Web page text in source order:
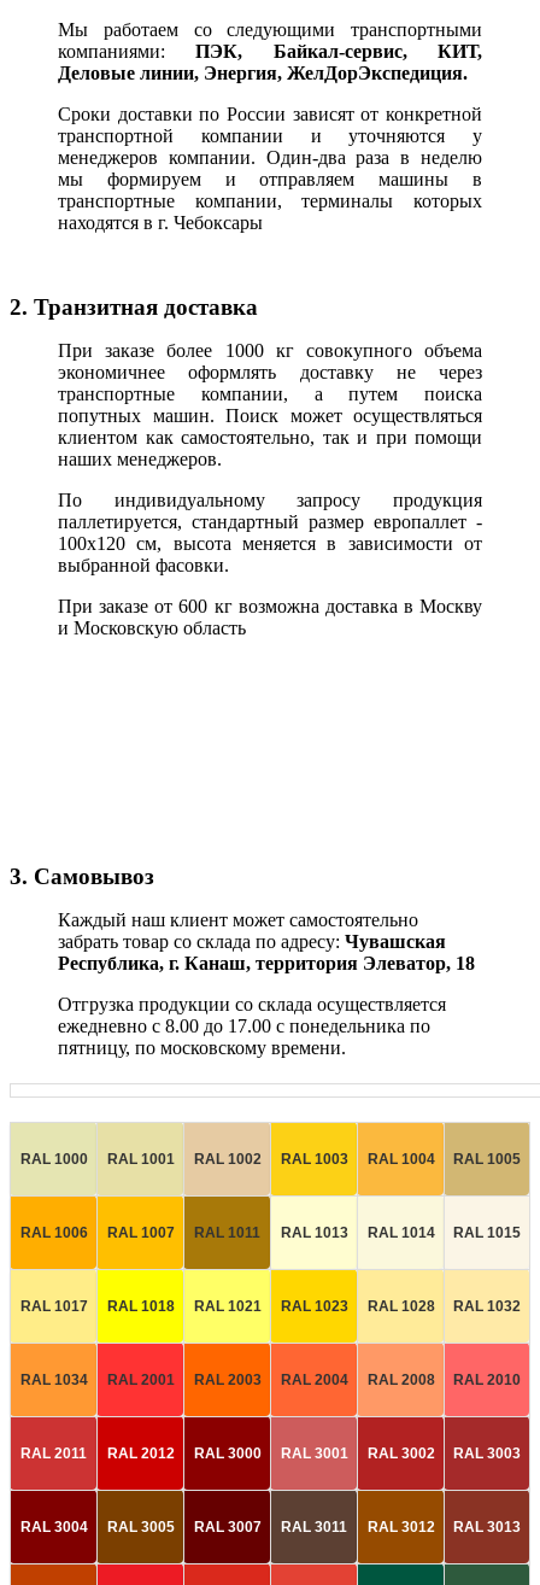
Мы работаем со следующими транспортными
компаниями:ПЭК, Байкал-сервис, КИТ,
Деловые линии, Энергия, ЖелДорЭкспедиция.
Сроки доставки по России зависят от конкретной
транспортной компании и уточняются у
менеджеров компании. Один-два раза в неделю
мы формируем и отправляем машины в
транспортные компании, терминалы которых
находятся в г. Чебоксары
2. Транзитная доставка
При заказе более 1000 кг совокупного объема
экономичнее оформлять доставку не через
транспортные компании, а путем поиска
попутных машин. Поиск может осуществляться
клиентом как самостоятельно, так и при помощи
наших менеджеров.
По индивидуальному запросу продукция
паллетируется, стандартный размер европаллет -
100х120 см, высота меняется в зависимости от
выбранной фасовки.
При заказе от 600 кг возможна доставка в Москву
и Московскую область
3. Самовывоз
Каждый наш клиент может самостоятельно
забрать товар со склада по адресу: Чувашская
Республика, г. Канаш, территория Элеватор, 18
Отгрузка продукции со склада осуществляется
ежедневно с 8.00 до 17.00 с понедельника по
пятницу, по московскому времени.
RAL 1000 RAL 1001 RAL 1002 RAL 1003 RAL 1004 RAL 1005
RAL 1006 RAL 1007 RAL 1011 RAL 1013 RAL 1014 RAL 1015
RAL 1017 RAL 1018 RAL 1021 RAL 1023 RAL 1028 RAL 1032
RAL 1034 RAL 2001 RAL 2003 RAL 2004 RAL 2008 RAL 2010
RAL 2011 RAL 2012 RAL 3000 RAL 3001 RAL 3002 RAL 3003
RAL 3004 RAL 3005 RAL 3007 RAL 3011 RAL 3012 RAL 3013